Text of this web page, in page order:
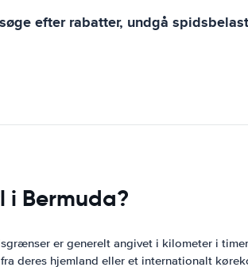
efter rabatter, undgå
i Bermuda?
er generelt angivet i kilometer i
deres hjemland eller et internationalt